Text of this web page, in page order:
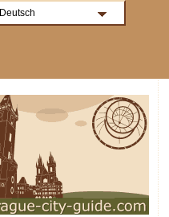
Deutsch